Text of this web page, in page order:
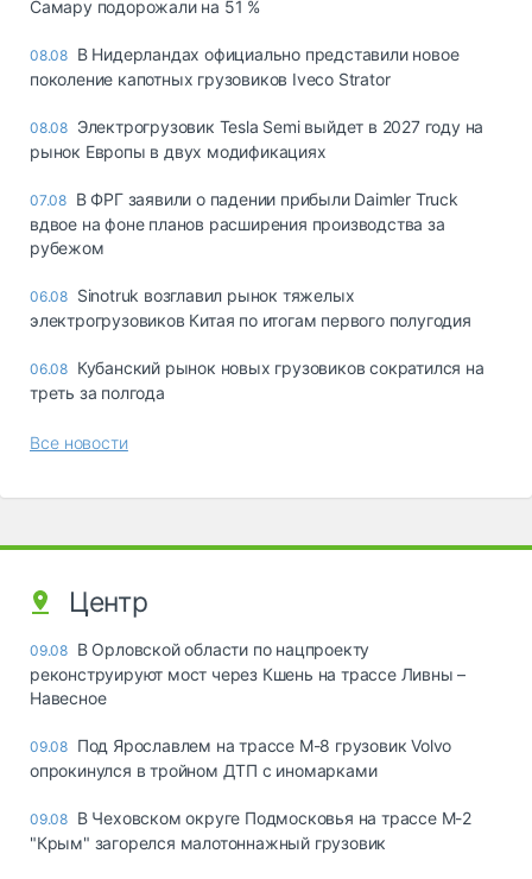
Самару подорожали на 51 %
08.08 В Нидерландах официально представили новое
поколение капотных грузовиков Iveco Strator
08.08 Электрогрузовик Tesla Semi выйдет в 2027 году на
рынок Европы в двух модификациях
07.08 В ФРГ заявили о падении прибыли Daimler Truck
вдвое на фоне планов расширения производства за
рубежом
06.08 Sinotruk возглавил рынок тяжелых
электрогрузовиков Китая по итогам первого полугодия
06.08 Кубанский рынок новых грузовиков сократился на
треть за полгода
Все новости
Центр
09.08 В Орловской области по нацпроекту
реконструируют мост через Кшень на трассе Ливны –
Навесное
09.08 Под Ярославлем на трассе М-8 грузовик Volvo
опрокинулся в тройном ДТП с иномарками
09.08 В Чеховском округе Подмосковья на трассе М-2
"Крым" загорелся малотоннажный грузовик